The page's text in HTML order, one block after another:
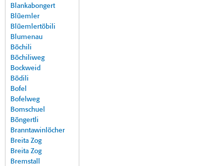
Blankabongert
Blüemler
Blüemlertöbili
Blumenau
Böchili
Böchiliweg
Bockweid
Bödili
Bofel
Bofelweg
Bomschuel
Böngertli
Branntawinlöcher
Breita Zog
Breita Zog
Bremstall